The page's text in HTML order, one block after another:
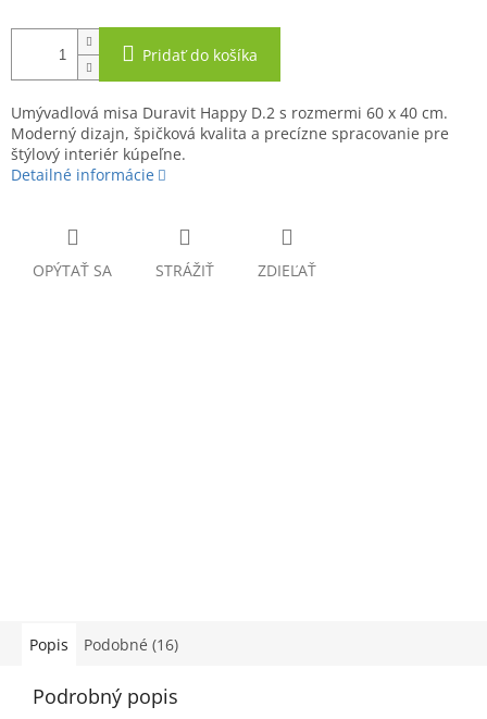
Pridať do košíka
Umývadlová misa Duravit Happy D.2 s rozmermi 60 x 40 cm.
Moderný dizajn, špičková kvalita a precízne spracovanie pre
štýlový interiér kúpeľne.
Detailné informácie
OPÝTAŤ SA STRÁŽIŤ ZDIEĽAŤ
Popis Podobné (16)
Podrobný popis